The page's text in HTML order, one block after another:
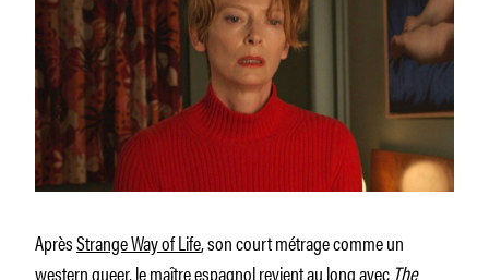
AprèsStrange Way of Life, son court métrage comme un
western queer, lemaître espagnolrevient au long avec The